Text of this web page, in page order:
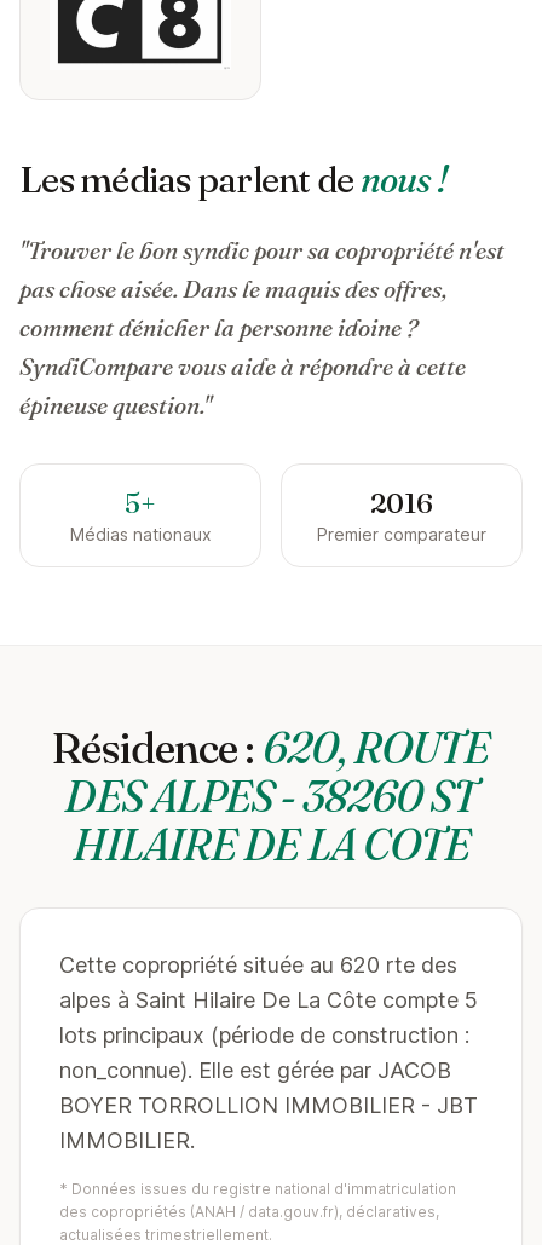
Les médias parlent denous !
"Trouver le bon syndic pour sa copropriété n'est
pas chose aisée. Dans le maquis des offres,
comment dénicher la personne idoine ?
SyndiCompare vous aide à répondre à cette
épineuse question."
5+
Médias nationaux
2016
Premier comparateur
Résidence : 620, ROUTE
DES ALPES - 38260 ST
HILAIRE DE LA COTE
Cette copropriété située au 620 rte des
alpes à Saint Hilaire De La Côte compte 5
lots principaux (période de construction :
non_connue). Elle est gérée par JACOB
BOYER TORROLLION IMMOBILIER - JBT
IMMOBILIER.
* Données issues du registre national d'immatriculation
des copropriétés (ANAH / data.gouv.fr), déclaratives,
actualisées trimestriellement.